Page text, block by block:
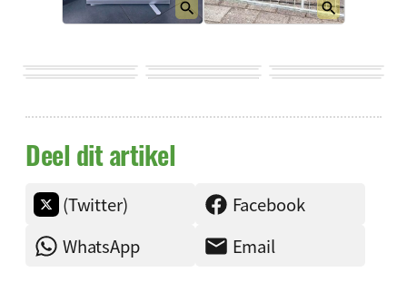
Deel dit artikel
(Twitter)
Facebook
WhatsApp
Email